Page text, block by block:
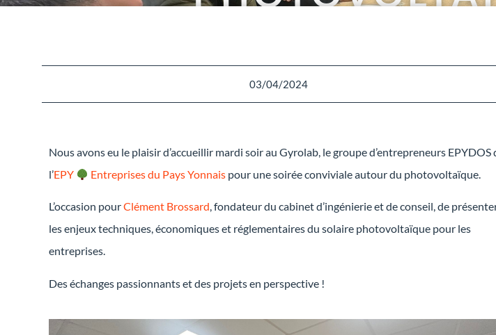
03/04/2024
Nous avons eu le plaisir d’accueillir mardi soir au Gyrolab, le groupe d’entrepreneurs EPYDOS
l’EPY Entreprises du Pays Yonnais pour une soirée conviviale autour du photovoltaïque.
L’occasion pourClément Brossard, fondateur du cabinet d’ingénierie et de conseil, de
les enjeux techniques, économiques et réglementaires du solaire photovoltaïque pour les
entreprises.
Des échanges passionnants et des projets en perspective !